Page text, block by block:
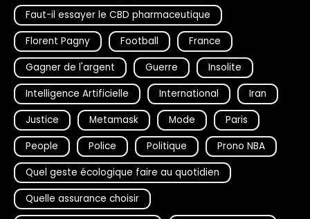
Faut-il essayer le CBD pharmaceutique
Florent Pagny
Football
France
Gagner de l'argent
Guerre
Insolite
Intelligence Artificielle
International
Iran
Justice
Metamask Mode
Paris
People
Police Politique
Prono NBA
Quel geste écologique faire au quotidien
Quelle assurance choisir